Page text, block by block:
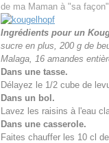
de ma Maman à "sa façon"
Ingrédients pour un
sucre en plus, 200 g de
Malaga, 16 amandes
Dans une tasse.
Délayez le 1/2 cube de
Dans un bol.
Lavez les raisins à l'eau
Dans une casserole.
Faites chauffer les 10 cl